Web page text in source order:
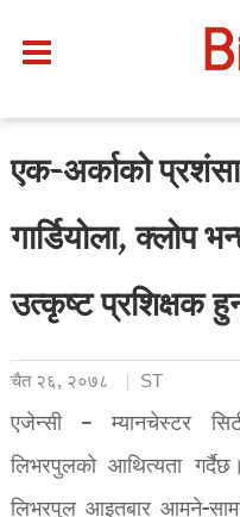
एक-अर्काको
गार्डियोला, क्लोप
उत्कृष्ट प्रशिक्षक
चैत २६, २०७८ ST
एजेन्सी – म्यानचेस्टर
लिभरपुलको आथित्यता